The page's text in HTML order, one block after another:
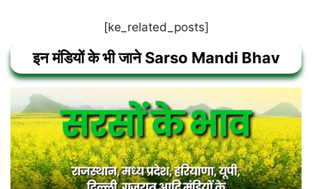
[ke_related_posts]
इन मंडियों के भी जाने Sarso Mandi Bhav